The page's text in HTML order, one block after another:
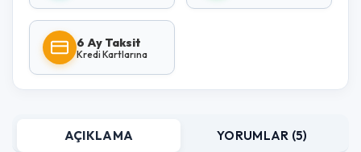
6 Ay Taksit
Kredi Kartlarına
AÇIKLAMA YORUMLAR (5)